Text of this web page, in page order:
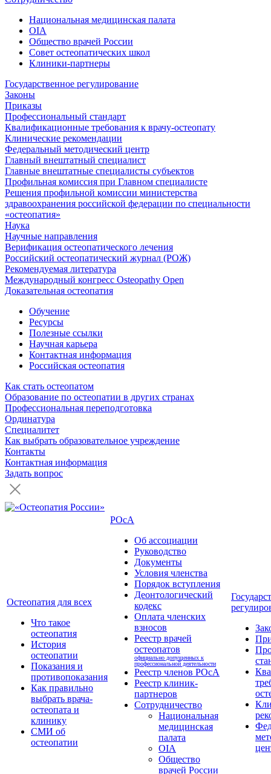
Национальная медицинская палата
OIA
Общество врачей России
Совет остеопатических школ
Клиники-партнеры
Государственное регулирование
Законы
Приказы
Профессиональный стандарт
Квалификационные требования к врачу-остеопату
Клинические рекомендации
Федеральный методический центр
Главный внештатный специалист
Главные внештатные специалисты субъектов
Профильная комиссия при Главном специалисте
Решения профильной комиссии министерства
здравоохранения российской федерации по специальности
«остеопатия»
Наука
Научные направления
Верификация остеопатического лечения
Российский остеопатический журнал (РОЖ)
Рекомендуемая литература
Международный конгресс Osteopathy Open
Доказательная остеопатия
Обучение
Ресурсы
Полезные ссылки
Научная карьера
Контактная информация
Российская остеопатия
Как стать остеопатом
Образование по остеопатии в других странах
Профессиональная переподготовка
Ординатура
Специалитет
Как выбрать образовательное учреждение
Контакты
Контактная информация
Задать вопрос
Остеопатия для всех
Что такое
остеопатия
История
остеопатии
Показания и
противопоказания
Как правильно
выбрать врача-
остеопата и
клинику
СМИ об
остеопатии
РОсА
Об ассоциации
Руководство
Документы
Условия членства
Порядок вступления
Деонтологический
кодекс
Оплата членских
взносов
Реестр врачей
остеопатов
официально допущенных к
профессиональной деятельности
Реестр членов РОсА
Реестр клиник-
партнеров
Сотрудничество
Национальная
медицинская
палата
OIA
Общество
врачей России